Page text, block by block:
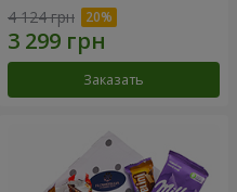
4 124 грн
Заказать